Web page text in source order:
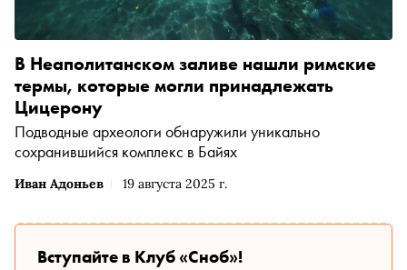
Иван Адоньев 19 августа 2025 г.
В Неаполитанском заливе нашли римские
термы, которые могли принадлежать
Цицерону
Подводные археологи обнаружили уникально
сохранившийся комплекс в Байях
Вступайте в Клуб «Сноб»!